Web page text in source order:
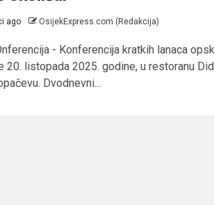
ago OsijekExpress.com (Redakcija)
- Konferencija kratkih lanaca
20. listopada 2025. godine, u restoranu
Dvodnevni...